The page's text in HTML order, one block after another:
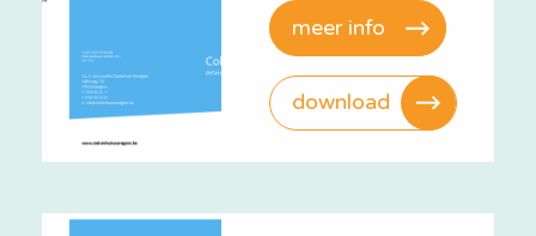
meer info
download